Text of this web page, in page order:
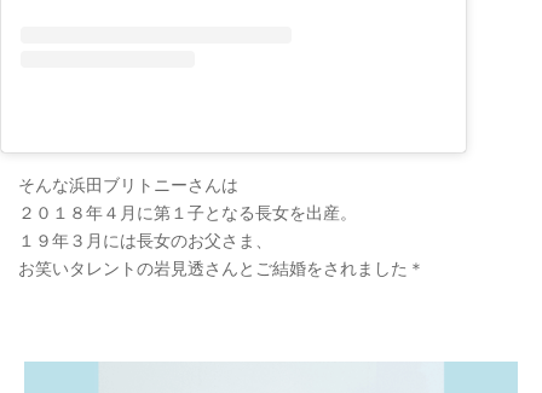
そんな浜田ブリトニーさんは
２０１８年４月に第１子となる長女を出産。
１９年３月には長女のお父さま、
お笑いタレントの岩見透さんとご結婚をされました＊